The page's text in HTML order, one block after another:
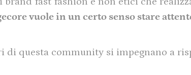
vuole in un certo senso stare
di questa community si impegnano a